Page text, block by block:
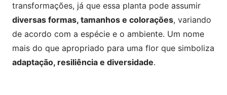
transformações, já que essa planta pode assumir
diversas formas, tamanhos e colorações, variando
de acordo com a espécie e o ambiente. Um nome
mais do que apropriado para uma flor que simboliza
adaptação, resiliência e diversidade.